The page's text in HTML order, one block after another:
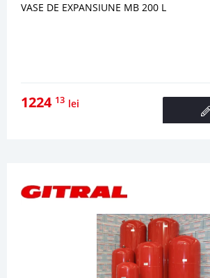
VASE DE EXPANSIUNE MB 200 L
1224 13 lei